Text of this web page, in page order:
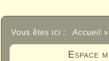
Vous êtes ici : Accueil »
Espace